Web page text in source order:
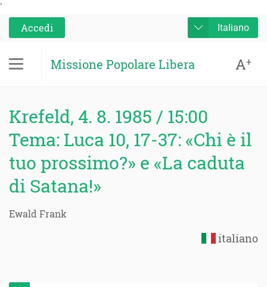
'
Accedi
Italiano
Missione Popolare Libera A+
Krefeld, 4. 8. 1985 / 15:00
Tema: Luca 10, 17-37: «Chi è il
tuo prossimo?» e «La caduta
di Satana!»
Ewald Frank
italiano